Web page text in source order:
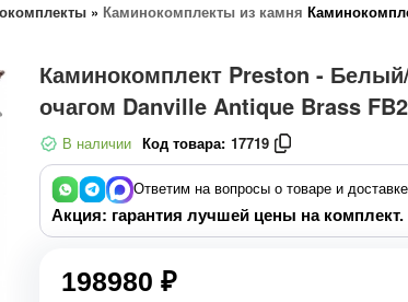
» Каминокомплекты из камня
Каминокомплект Preston -
очагом Danville Antique Brass FB2
В наличии Код товара: 17719
Ответим на вопросы о товаре и доставке
Акция: гарантия лучшей цены на
198980 ₽